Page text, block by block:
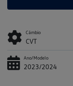
Câmbio
CVT
Ano/Modelo
2023/2024